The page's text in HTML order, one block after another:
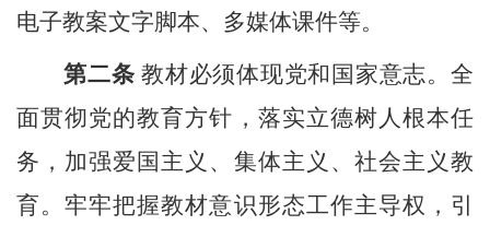
电子教案文字脚本、多媒体课件等。
第二条 教材必须体现党和国家意志。全
面贯彻党的教育方针，落实立德树人根本任
务，加强爱国主义、集体主义、社会主义教
育。牢牢把握教材意识形态工作主导权，引